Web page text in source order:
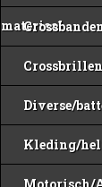
materiaal
Diverse/
Kleding/